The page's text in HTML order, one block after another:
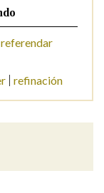
referendar
refinación